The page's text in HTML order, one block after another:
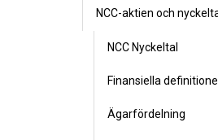
NCC-aktien och
NCC Nyckeltal
Finansiella
Ägarfördelning